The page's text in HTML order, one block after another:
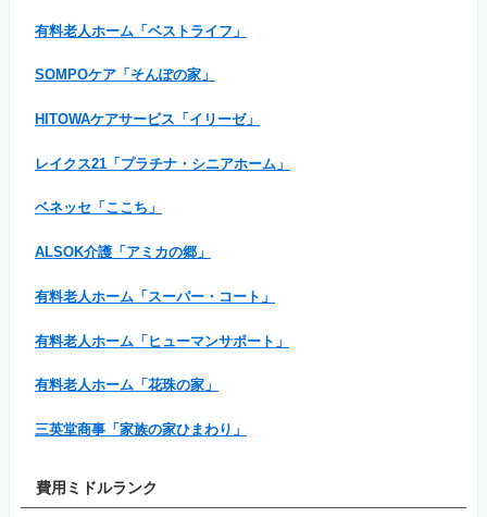
有料老人ホーム「ベストライフ」
SOMPOケア「そんぽの家」
HITOWAケアサービス「イリーゼ」
レイクス21「プラチナ・シニアホーム」
ベネッセ「ここち」
ALSOK介護「アミカの郷」
有料老人ホーム「スーパー・コート」
有料老人ホーム「ヒューマンサポート」
有料老人ホーム「花珠の家」
三英堂商事「家族の家ひまわり」
費用ミドルランク